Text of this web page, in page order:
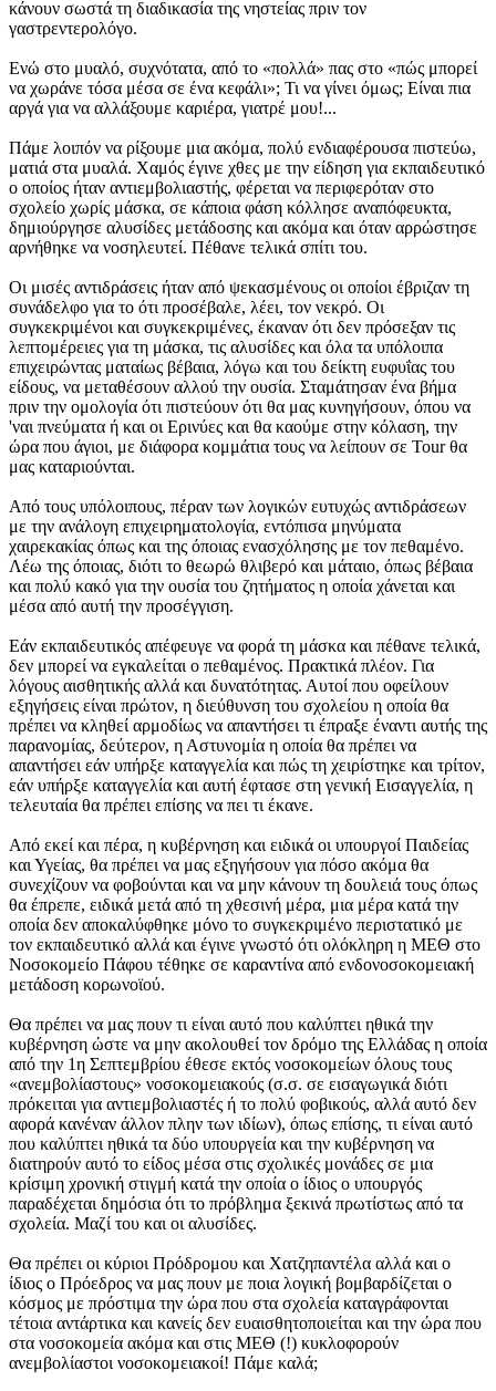
κάνουν σωστά τη διαδικασία της νηστείας πριν τον
γαστρεντερολόγο.
Ενώ στο μυαλό, συχνότατα, από το «πολλά» πας στο «πώς μπορεί
να χωράνε τόσα μέσα σε ένα κεφάλι»; Τι να γίνει όμως; Είναι πια
αργά για να αλλάξουμε καριέρα, γιατρέ μου!...
Πάμε λοιπόν να ρίξουμε μια ακόμα, πολύ ενδιαφέρουσα πιστεύω,
ματιά στα μυαλά. Χαμός έγινε χθες με την είδηση για εκπαιδευτικό
ο οποίος ήταν αντιεμβολιαστής, φέρεται να περιφερόταν στο
σχολείο χωρίς μάσκα, σε κάποια φάση κόλλησε αναπόφευκτα,
δημιούργησε αλυσίδες μετάδοσης και ακόμα και όταν αρρώστησε
αρνήθηκε να νοσηλευτεί. Πέθανε τελικά σπίτι του.
Οι μισές αντιδράσεις ήταν από ψεκασμένους οι οποίοι έβριζαν τη
συνάδελφο για το ότι προσέβαλε, λέει, τον νεκρό. Οι
συγκεκριμένοι και συγκεκριμένες, έκαναν ότι δεν πρόσεξαν τις
λεπτομέρειες για τη μάσκα, τις αλυσίδες και όλα τα υπόλοιπα
επιχειρώντας ματαίως βέβαια, λόγω και του δείκτη ευφυΐας του
είδους, να μεταθέσουν αλλού την ουσία. Σταμάτησαν ένα βήμα
πριν την ομολογία ότι πιστεύουν ότι θα μας κυνηγήσουν, όπου να
'ναι πνεύματα ή και οι Ερινύες και θα καούμε στην κόλαση, την
ώρα που άγιοι, με διάφορα κομμάτια τους να λείπουν σε Tour θα
μας καταριούνται.
Από τους υπόλοιπους, πέραν των λογικών ευτυχώς αντιδράσεων
με την ανάλογη επιχειρηματολογία, εντόπισα μηνύματα
χαιρεκακίας όπως και της όποιας ενασχόλησης με τον πεθαμένο.
Λέω της όποιας, διότι το θεωρώ θλιβερό και μάταιο, όπως βέβαια
και πολύ κακό για την ουσία του ζητήματος η οποία χάνεται και
μέσα από αυτή την προσέγγιση.
Εάν εκπαιδευτικός απέφευγε να φορά τη μάσκα και πέθανε τελικά,
δεν μπορεί να εγκαλείται ο πεθαμένος. Πρακτικά πλέον. Για
λόγους αισθητικής αλλά και δυνατότητας. Αυτοί που οφείλουν
εξηγήσεις είναι πρώτον, η διεύθυνση του σχολείου η οποία θα
πρέπει να κληθεί αρμοδίως να απαντήσει τι έπραξε έναντι αυτής της
παρανομίας, δεύτερον, η Αστυνομία η οποία θα πρέπει να
απαντήσει εάν υπήρξε καταγγελία και πώς τη χειρίστηκε και τρίτον,
εάν υπήρξε καταγγελία και αυτή έφτασε στη γενική Εισαγγελία, η
τελευταία θα πρέπει επίσης να πει τι έκανε.
Από εκεί και πέρα, η κυβέρνηση και ειδικά οι υπουργοί Παιδείας
και Υγείας, θα πρέπει να μας εξηγήσουν για πόσο ακόμα θα
συνεχίζουν να φοβούνται και να μην κάνουν τη δουλειά τους όπως
θα έπρεπε, ειδικά μετά από τη χθεσινή μέρα, μια μέρα κατά την
οποία δεν αποκαλύφθηκε μόνο το συγκεκριμένο περιστατικό με
τον εκπαιδευτικό αλλά και έγινε γνωστό ότι ολόκληρη η ΜΕΘ στο
Νοσοκομείο Πάφου τέθηκε σε καραντίνα από ενδονοσοκομειακή
μετάδοση κορωνοϊού.
Θα πρέπει να μας πουν τι είναι αυτό που καλύπτει ηθικά την
κυβέρνηση ώστε να μην ακολουθεί τον δρόμο της Ελλάδας η οποία
από την 1η Σεπτεμβρίου έθεσε εκτός νοσοκομείων όλους τους
«ανεμβολίαστους» νοσοκομειακούς (σ.σ. σε εισαγωγικά διότι
πρόκειται για αντιεμβολιαστές ή το πολύ φοβικούς, αλλά αυτό δεν
αφορά κανέναν άλλον πλην των ιδίων), όπως επίσης, τι είναι αυτό
που καλύπτει ηθικά τα δύο υπουργεία και την κυβέρνηση να
διατηρούν αυτό το είδος μέσα στις σχολικές μονάδες σε μια
κρίσιμη χρονική στιγμή κατά την οποία ο ίδιος ο υπουργός
παραδέχεται δημόσια ότι το πρόβλημα ξεκινά πρωτίστως από τα
σχολεία. Μαζί του και οι αλυσίδες.
Θα πρέπει οι κύριοι Πρόδρομου και Χατζηπαντέλα αλλά και ο
ίδιος ο Πρόεδρος να μας πουν με ποια λογική βομβαρδίζεται ο
κόσμος με πρόστιμα την ώρα που στα σχολεία καταγράφονται
τέτοια αντάρτικα και κανείς δεν ευαισθητοποιείται και την ώρα που
στα νοσοκομεία ακόμα και στις ΜΕΘ (!) κυκλοφορούν
ανεμβολίαστοι νοσοκομειακοί! Πάμε καλά;